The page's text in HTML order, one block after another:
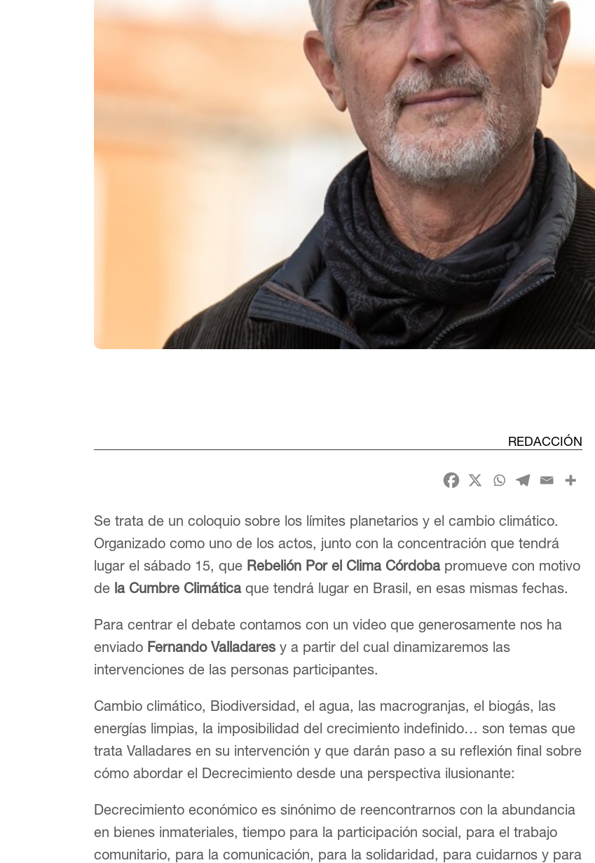
REDACCIÓN
Se trata de un coloquio sobre los límites planetarios y el cambio climático.
Organizado como uno de los actos, junto con la concentración que tendrá
lugar el sábado 15, que Rebelión Por el Clima Córdobapromueve con motivo
de la Cumbre Climáticaque tendrá lugar en Brasil, en esas mismas fechas.
Para centrar el debate contamos con un video que generosamente nos ha
enviado Fernando Valladares y a partir del cual dinamizaremos las
intervenciones de las personas participantes.
Cambio climático, Biodiversidad, el agua, las macrogranjas, el biogás, las
energías limpias, la imposibilidad del crecimiento indefinido… son temas que
trata Valladares en su intervención y que darán paso a su reflexión final sobre
cómo abordar el Decrecimiento desde una perspectiva ilusionante:
Decrecimiento económico es sinónimo de reencontrarnos con la abundancia
en bienes inmateriales, tiempo para la participación social, para el trabajo
comunitario, para la comunicación, para la solidaridad, para cuidarnos y para